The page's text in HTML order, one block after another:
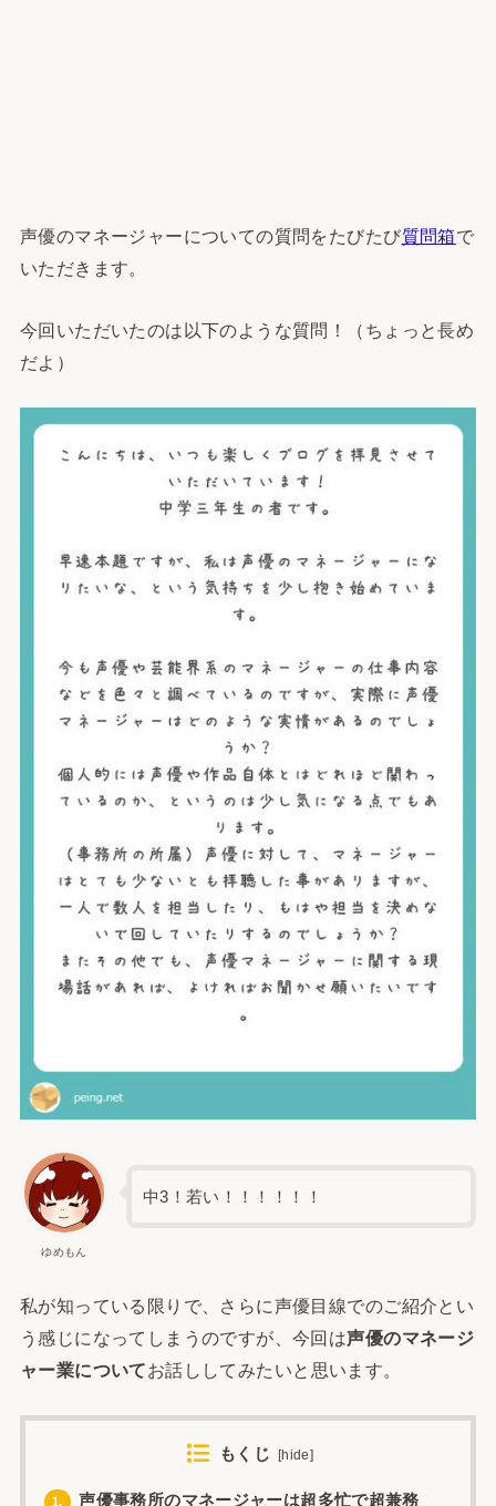
声優のマネージャーについての質問をたびたび質問箱で
いただきます。
今回いただいたのは以下のような質問！（ちょっと長め
だよ）
ゆめもん
中3！若い！！！！！！
私が知っている限りで、さらに声優目線でのご紹介とい
う感じになってしまうのですが、今回は声優のマネージ
ャー業についてお話ししてみたいと思います。
もくじ [hide]
1. 声優事務所のマネージャーは超多忙で超兼務